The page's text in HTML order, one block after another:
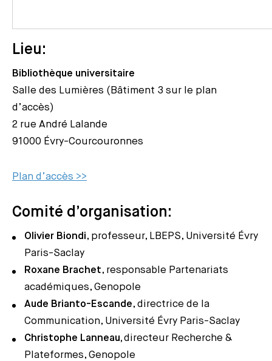
Lieu:
Bibliothèque universitaire
Salle des Lumières (Bâtiment 3 sur le plan
d’accès)
2 rue André Lalande
91000 Évry-Courcouronnes
Plan d’accès >>
Comité d’organisation:
Olivier Biondi, professeur, LBEPS, Université Évry
Paris-Saclay
Roxane Brachet, responsable Partenariats
académiques, Genopole
Aude Brianto-Escande, directrice de la
Communication, Université Évry Paris-Saclay
Christophe Lanneau,directeur Recherche &
Plateformes, Genopole